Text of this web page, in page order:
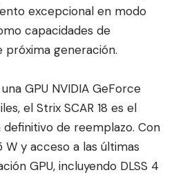
excepcional en modo
capacidades de
próxima generación.
GPU NVIDIA GeForce
el Strix SCAR 18 es el
de reemplazo. Con
W y acceso a las últimas
GPU, incluyendo DLSS 4